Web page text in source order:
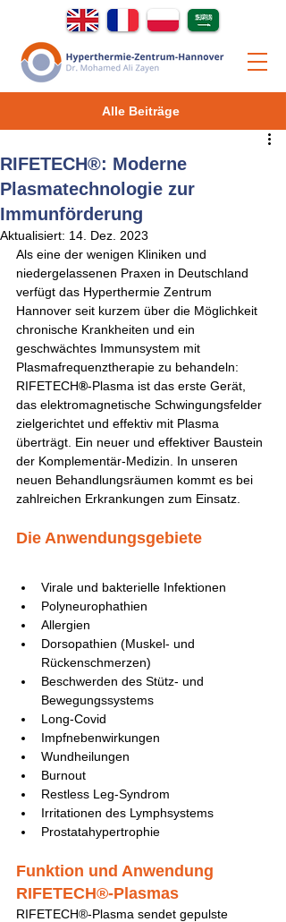
Alle Beiträge
RIFETECH®: Moderne
Plasmatechnologie zur
Immunförderung
Aktualisiert: 14. Dez. 2023
Als eine der wenigen Kliniken und
niedergelassenen Praxen in Deutschland
verfügt das Hyperthermie Zentrum
Hannover seit kurzem über die Möglichkeit
chronische Krankheiten und ein
geschwächtes Immunsystem mit
Plasmafrequenztherapie zu behandeln:
RIFETECH®-Plasma ist das erste Gerät,
das elektromagnetische Schwingungsfelder
zielgerichtet und effektiv mit Plasma
überträgt. Ein neuer und effektiver Baustein
der Komplementär-Medizin. In unseren
neuen Behandlungsräumen kommt es bei
zahlreichen Erkrankungen zum Einsatz.
Die Anwendungsgebiete
Virale und bakterielle Infektionen
Polyneurophathien
Allergien
Dorsopathien (Muskel- und
Rückenschmerzen)
Beschwerden des Stütz- und
Bewegungssystems
Long-Covid
Impfnebenwirkungen
Wundheilungen
Burnout
Restless Leg-Syndrom
Irritationen des Lymphsystems
Prostatahypertrophie
Funktion und Anwendung
RIFETECH®-Plasmas
RIFETECH®-Plasma sendet gepulste